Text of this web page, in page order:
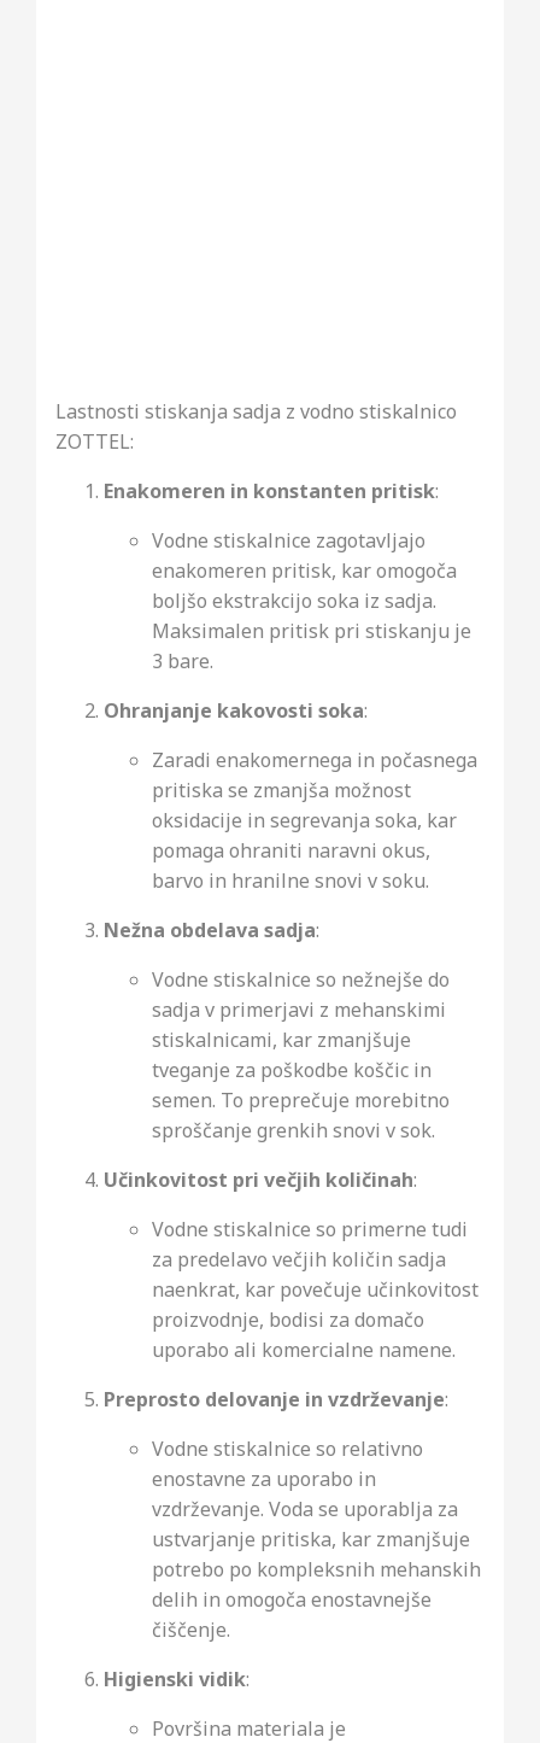
Lastnosti stiskanja sadja z vodno stiskalnico
ZOTTEL:
Enakomeren in konstanten pritisk:
Vodne stiskalnice zagotavljajo
enakomeren pritisk, kar omogoča
boljšo ekstrakcijo soka iz sadja.
Maksimalen pritisk pri stiskanju je
3 bare.
Ohranjanje kakovosti soka:
Zaradi enakomernega in počasnega
pritiska se zmanjša možnost
oksidacije in segrevanja soka, kar
pomaga ohraniti naravni okus,
barvo in hranilne snovi v soku.
Nežna obdelava sadja:
Vodne stiskalnice so nežnejše do
sadja v primerjavi z mehanskimi
stiskalnicami, kar zmanjšuje
tveganje za poškodbe koščic in
semen. To preprečuje morebitno
sproščanje grenkih snovi v sok.
Učinkovitost pri večjih količinah:
Vodne stiskalnice so primerne tudi
za predelavo večjih količin sadja
naenkrat, kar povečuje učinkovitost
proizvodnje, bodisi za domačo
uporabo ali komercialne namene.
Preprosto delovanje in vzdrževanje:
Vodne stiskalnice so relativno
enostavne za uporabo in
vzdrževanje. Voda se uporablja za
ustvarjanje pritiska, kar zmanjšuje
potrebo po kompleksnih mehanskih
delih in omogoča enostavnejše
čiščenje.
Higienski vidik:
Površina materiala je